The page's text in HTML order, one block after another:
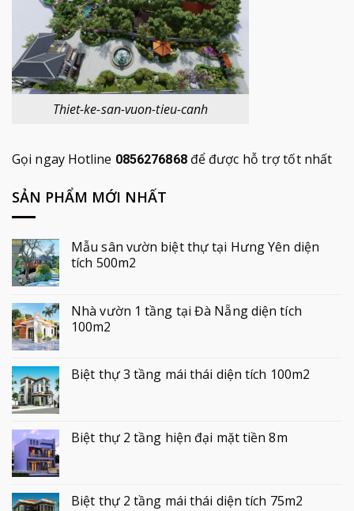
Thiet-ke-san-vuon-tieu-canh
Gọi ngay Hotline 0856276868để được hỗ trợ tốt nhất
SẢN PHẨM MỚI NHẤT
Mẫu sân vườn biệt thự tại Hưng Yên diện
tích 500m2
Nhà vườn 1 tầng tại Đà Nẵng diện tích
100m2
Biệt thự 3 tầng mái thái diện tích 100m2
Biệt thự 2 tầng hiện đại mặt tiền 8m
Biệt thự 2 tầng mái thái diện tích 75m2